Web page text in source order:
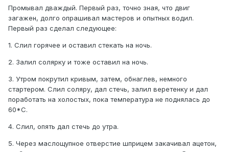
Промывал дваждый. Первый раз, точно зная, что двиг
загажен, долго опрашивал мастеров и опытных водил.
Первый раз сделал следующее:
1. Слил горячее и оставил стекать на ночь.
2. Залил солярку и тоже оставил на ночь.
3. Утром покрутил кривым, затем, обнаглев, немного
стартером. Слил соляру, дал стечь, залил веретенку и дал
поработать на холостых, пока температура не поднялась до
60*С.
4. Слил, опять дал стечь до утра.
5. Через маслощупное отверстие шприцем закачивал ацетон,